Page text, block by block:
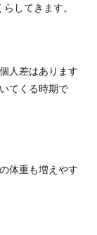
してきます。
人差はあります
てくる時期で
体重も増えやす